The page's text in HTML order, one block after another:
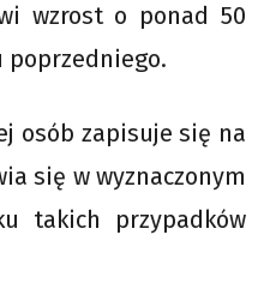
wzrost o ponad 50
poprzedniego.
osób zapisuje się na
się w wyznaczonym
takich przypadków